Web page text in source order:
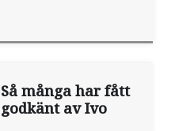
Så många har fått
godkänt av Ivo